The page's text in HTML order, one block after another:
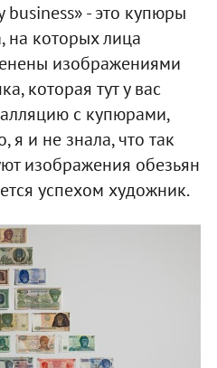
- это купюры
на которых лица
изображениями
которая тут у вас
с купюрами,
я и не знала, что так
изображения обезьян
успехом художник.